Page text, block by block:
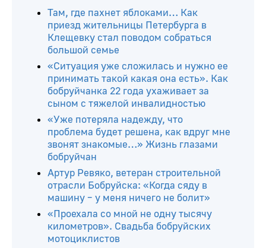
Там, где пахнет яблоками… Как
приезд жительницы Петербурга в
Клещевку стал поводом собраться
большой семье
«Ситуация уже сложилась и нужно ее
принимать такой какая она есть». Как
бобруйчанка 22 года ухаживает за
сыном с тяжелой инвалидностью
«Уже потеряла надежду, что
проблема будет решена, как вдруг мне
звонят знакомые…» Жизнь глазами
бобруйчан
Артур Ревяко, ветеран строительной
отрасли Бобруйска: «Когда сяду в
машину – у меня ничего не болит»
«Проехала со мной не одну тысячу
километров». Свадьба бобруйских
мотоциклистов